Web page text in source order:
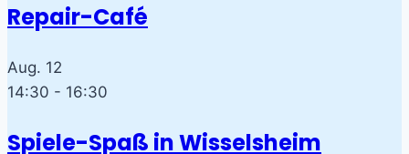
Repair-Café
Aug. 12
14:30 - 16:30
Spiele-Spaß in Wisselsheim